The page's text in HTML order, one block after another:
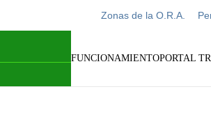
Zonas de la O.R.A.
FUNCIONAMIENTOPORTAL